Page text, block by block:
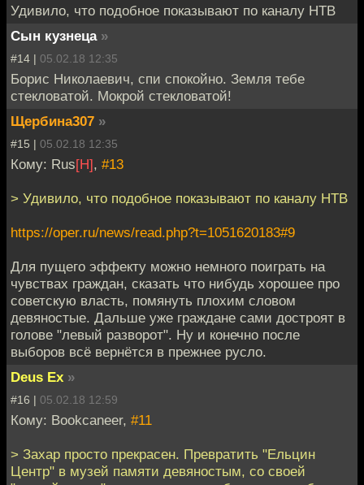
Удивило, что подобное показывают по каналу НТВ
Сын кузнеца »
#14 | 05.02.18 12:35
Борис Николаевич, спи спокойно. Земля тебе
стекловатой. Мокрой стекловатой!
Щербина307 »
#15 | 05.02.18 12:35
Кому: Rus[H], #13
> Удивило, что подобное показывают по каналу НТВ
https://oper.ru/news/read.php?t=1051620183#9
Для пущего эффекту можно немного поиграть на
чувствах граждан, сказать что нибудь хорошее про
советскую власть, помянуть плохим словом
девяностые. Дальше уже граждане сами достроят в
голове "левый разворот". Ну и конечно после
выборов всё вернётся в прежнее русло.
Deus Ex »
#16 | 05.02.18 12:59
Кому: Bookcaneer, #11
> Захар просто прекрасен. Превратить "Ельцин
Центр" в музей памяти девяностым, со своей